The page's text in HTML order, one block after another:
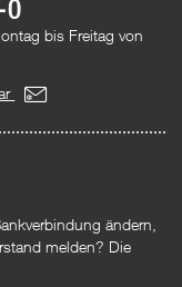
0
bis Freitag von
ändern,
melden? Die